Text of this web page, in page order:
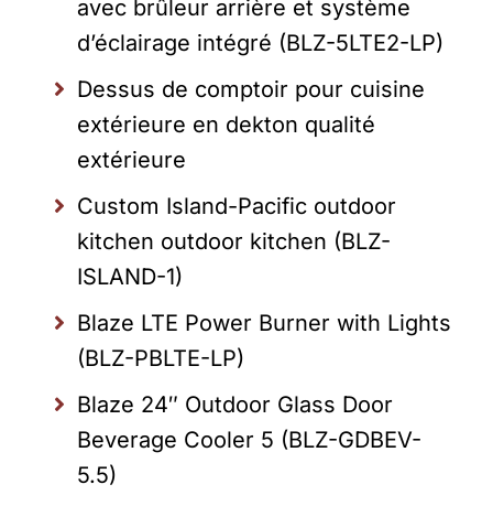
avec brûleur arrière et système
d’éclairage intégré (BLZ-5LTE2-LP)
Dessus de comptoir pour cuisine
extérieure en dekton qualité
extérieure
Custom Island-Pacific outdoor
kitchen outdoor kitchen (BLZ-
ISLAND-1)
Blaze LTE Power Burner with Lights
(BLZ-PBLTE-LP)
Blaze 24″ Outdoor Glass Door
Beverage Cooler 5 (BLZ-GDBEV-
5.5)